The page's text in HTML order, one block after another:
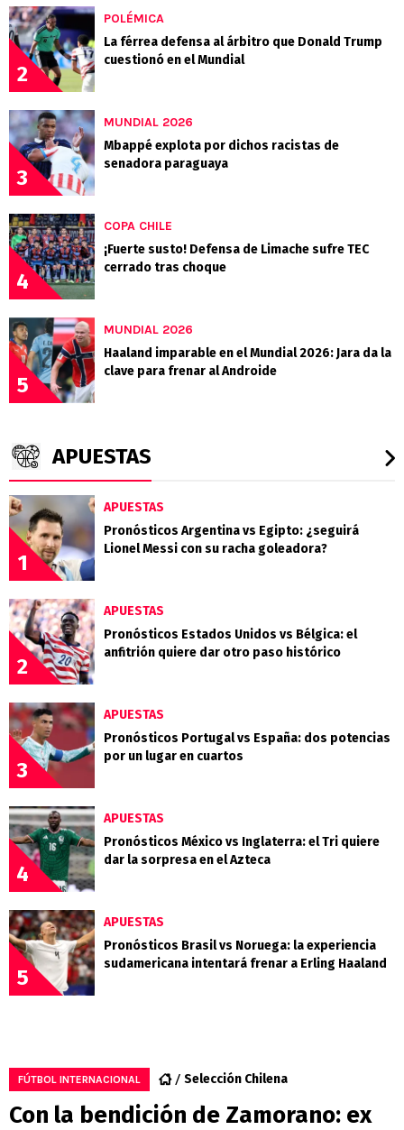
2
POLÉMICA
La férrea defensa al árbitro que Donald Trump
cuestionó en el Mundial
3
MUNDIAL 2026
Mbappé explota por dichos racistas de
senadora paraguaya
4
COPA CHILE
¡Fuerte susto! Defensa de Limache sufre TEC
cerrado tras choque
5
MUNDIAL 2026
Haaland imparable en el Mundial 2026: Jara da la
clave para frenar al Androide
APUESTAS
1
APUESTAS
Pronósticos Argentina vs Egipto: ¿seguirá
Lionel Messi con su racha goleadora?
2
APUESTAS
Pronósticos Estados Unidos vs Bélgica: el
anfitrión quiere dar otro paso histórico
3
APUESTAS
Pronósticos Portugal vs España: dos potencias
por un lugar en cuartos
4
APUESTAS
Pronósticos México vs Inglaterra: el Tri quiere
dar la sorpresa en el Azteca
5
APUESTAS
Pronósticos Brasil vs Noruega: la experiencia
sudamericana intentará frenar a Erling Haaland
FÚTBOL INTERNACIONAL Selección Chilena
Con la bendición de Zamorano: ex